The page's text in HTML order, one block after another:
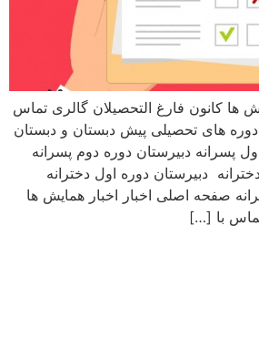
ها کانون فارغ التحصیلان گالری تماس
دوره های تحصیلی پیش دبستان و دبستان
پسرانه دبیرستان دوره دوم پسرانه
دبیرستان دوره اول دخترانه
صفحه اصلی اخبار اخبار همایش ها
با […]